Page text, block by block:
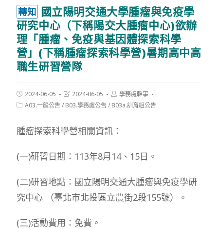
轉知 國立陽明交通大學腫瘤與免疫學
研究中心（下稱陽交大腫瘤中心)欲辦
理「腫瘤、免疫與基因體探索科學
營」(下稱腫瘤探索科學營)暑期高中高
職生研習營隊
Post
published:
2024-06-05
Post
modified:
2024-06-05
Post
author:
學務處幹事
PostA03.一般公告/ B03.學務處公告/ B03a.訓育組公告
腫瘤探索科學營相關資訊：
(一)研習日期：113年8月14、15日。
(二)研習地點：國立陽明交通大腫瘤與免疫學研
究中心 （臺北市北投區立農街2段155號）。
(三)活動費用：免費。